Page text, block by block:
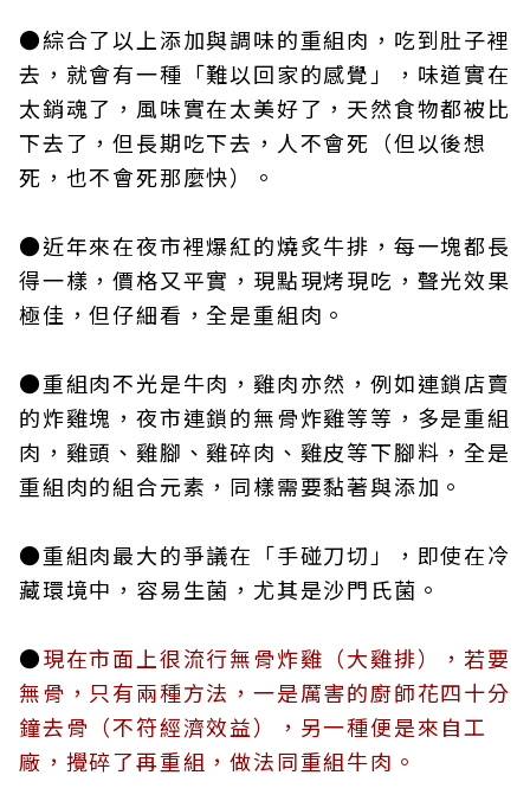
●綜合了以上添加與調味的重組肉，吃到肚子裡
去，就會有一種「難以回家的感覺」，味道實在
太銷魂了，風味實在太美好了，天然食物都被比
下去了，但長期吃下去，人不會死（但以後想
死，也不會死那麼快）。
●近年來在夜市裡爆紅的燒炙牛排，每一塊都長
得一樣，價格又平實，現點現烤現吃，聲光效果
極佳，但仔細看，全是重組肉。
●重組肉不光是牛肉，雞肉亦然，例如連鎖店賣
的炸雞塊，夜市連鎖的無骨炸雞等等，多是重組
肉，雞頭、雞腳、雞碎肉、雞皮等下腳料，全是
重組肉的組合元素，同樣需要黏著與添加。
●重組肉最大的爭議在「手碰刀切」，即使在冷
藏環境中，容易生菌，尤其是沙門氏菌。
●現在市面上很流行無骨炸雞（大雞排），若要
無骨，只有兩種方法，一是厲害的廚師花四十分
鐘去骨（不符經濟效益），另一種便是來自工
廠，攪碎了再重組，做法同重組牛肉。